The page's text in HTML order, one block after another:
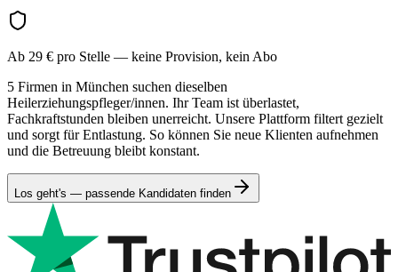
Ab 29 € pro Stelle — keine Provision, kein Abo
5 Firmen in München suchen dieselben
Heilerziehungspfleger/innen. Ihr Team ist überlastet,
Fachkraftstunden bleiben unerreicht. Unsere Plattform filtert gezielt
und sorgt für Entlastung. So können Sie neue Klienten aufnehmen
und die Betreuung bleibt konstant.
Los geht's — passende Kandidaten finden